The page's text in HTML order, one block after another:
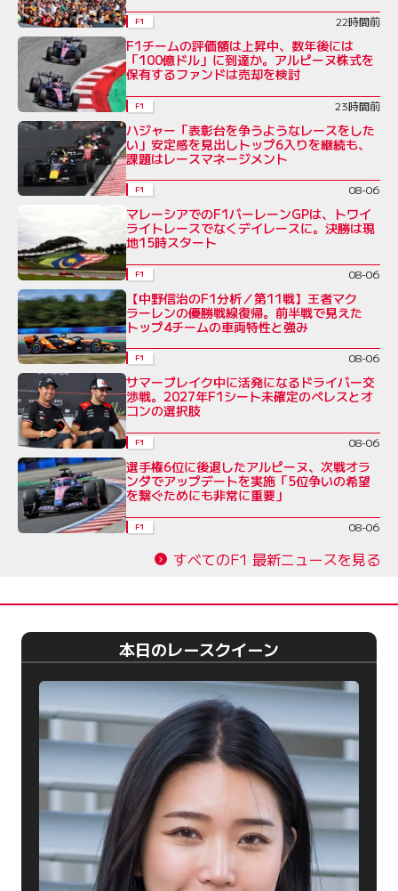
F1 22時間前
F1チームの評価額は上昇中、数年後には
「100億ドル」に到達か。アルピーヌ株式を
保有するファンドは売却を検討
F1 23時間前
ハジャー「表彰台を争うようなレースをした
い」安定感を見出しトップ6入りを継続も、
課題はレースマネージメント
F1 08-06
マレーシアでのF1バーレーンGPは、トワイ
ライトレースでなくデイレースに。決勝は現
地15時スタート
F1 08-06
【中野信治のF1分析／第11戦】王者マク
ラーレンの優勝戦線復帰。前半戦で見えた
トップ4チームの車両特性と強み
F1 08-06
サマーブレイク中に活発になるドライバー交
渉戦。2027年F1シート未確定のペレスとオ
コンの選択肢
F1 08-06
選手権6位に後退したアルピーヌ、次戦オラ
ンダでアップデートを実施「5位争いの希望
を繋ぐためにも非常に重要」
F1 08-06
すべてのF1 最新ニュースを見る
本日のレースクイーン